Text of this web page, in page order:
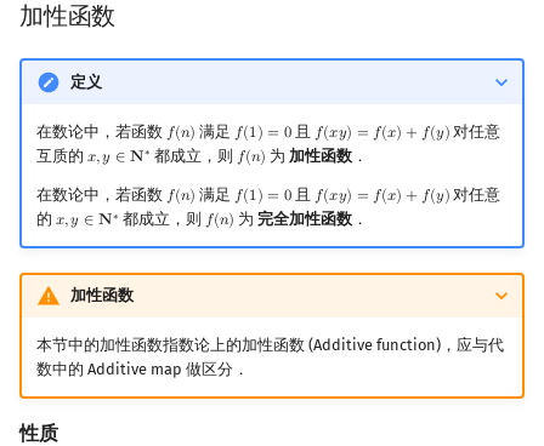
加性函数
定义
在数论中，若函数 𝑓(𝑛)
f(n) 满足 𝑓(1) = 0
f(1)= 0 且 𝑓(𝑥𝑦) = 𝑓(𝑥) + 𝑓(𝑦)
f(xy)= (x )+f(y)
对任意
互质的 𝑥,𝑦 ∈ 𝐍∗
x,y∈ N ∗ 都成立，则 𝑓(𝑛)
f(n) 为加性函数 ．
在数论中，若函数 𝑓(𝑛)
f(n) 满足 𝑓(1) = 0
f(1)= 0 且 𝑓(𝑥𝑦) = 𝑓(𝑥) + 𝑓(𝑦)
f(xy)= (x )+f(y)
对任意
的 𝑥,𝑦 ∈ 𝐍∗
x,y∈ N ∗ 都成立，则 𝑓(𝑛)
f(n) 为完全加性函数 ．
加性函数
本节中的加性函数指数论上的加性函数 (Additive function)，应与代
数中的 Additive map 做区分．
性质